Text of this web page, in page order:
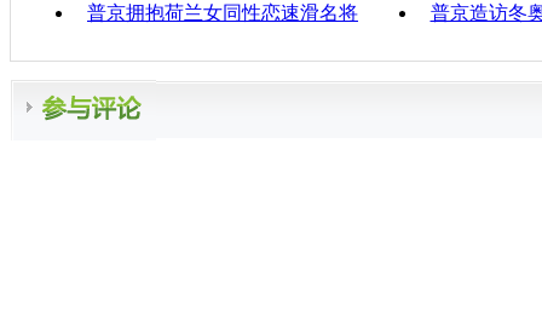
普京拥抱荷兰女同性恋速滑名将
普京造访冬